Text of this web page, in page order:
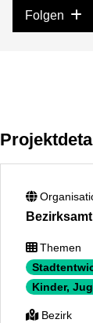
Folgen
Themen
Kinder,
Bezirk